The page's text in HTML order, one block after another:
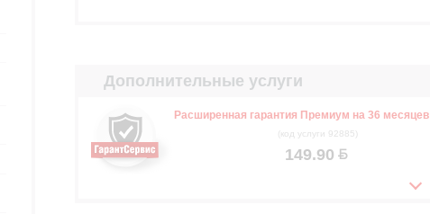
Дополнительные услуги
Расширенная гарантия Премиум на 36 месяцев
(код услуги 92885)
149.90